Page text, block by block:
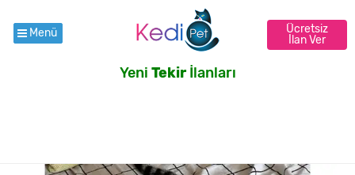
Menü
Ücretsiz
İlan Ver
Yeni Tekirİlanları